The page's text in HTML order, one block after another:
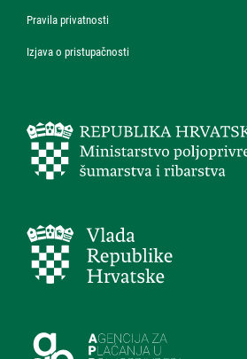
Pravila privatnosti
Izjava o pristupačnosti